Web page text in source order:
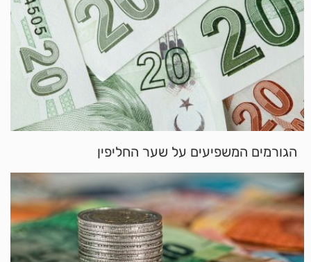
הגורמים המשפיעים על שער החליפין